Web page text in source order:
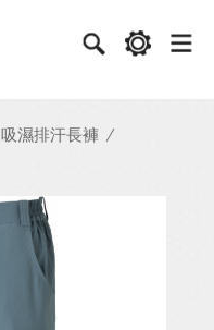
吸濕排汗長褲